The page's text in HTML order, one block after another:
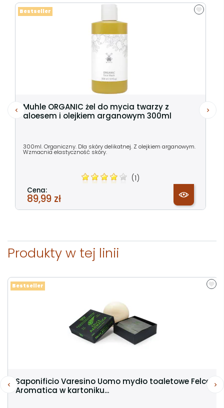
Muhle ORGANIC żel do mycia twarzy z
aloesem i olejkiem arganowym 300ml
300ml. Organiczny. Dla skóry delikatnej. Z olejkiem arganowym.
Wzmacnia elastyczność skóry.
(1)
Cena:
89,99 zł
Bestseller
Produkty w tej linii
Saponificio Varesino Uomo mydło toaletowe Felce
Aromatica w kartoniku...
Bestseller